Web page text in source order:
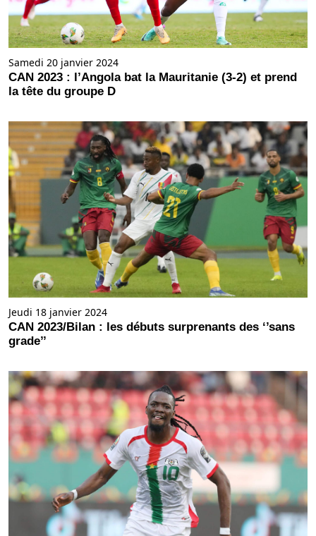
Samedi 20 janvier 2024
CAN 2023 : l’Angola bat la Mauritanie (3-2) et prend
la tête du groupe D
Jeudi 18 janvier 2024
CAN 2023/Bilan : les débuts surprenants des ‘’sans
grade’’